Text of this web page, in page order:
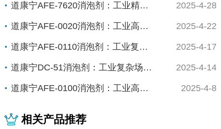
道康宁AFE-7620消泡剂：工业精密制造的... 2025-4-28
道康宁AFE-0020消泡剂：工业高能场景的... 2025-4-22
道康宁AFE-0110消泡剂：工业复杂体系的... 2025-4-17
道康宁DC-51消泡剂：工业复杂场景下的“全... 2025-4-14
道康宁AFE-0100消泡剂：工业高精度场景... 2025-4-8
相关产品推荐